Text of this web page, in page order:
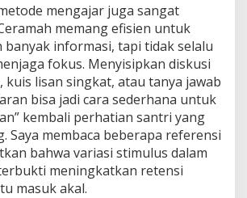
mengajar juga sangat
memang efisien untuk
banyak informasi, tapi tidak selalu
fokus. Menyisipkan diskusi
kuis lisan singkat, atau tanya jawab
bisa jadi cara sederhana untuk
kembali perhatian santri yang
Saya membaca beberapa referensi
bahwa variasi stimulus dalam
meningkatkan retensi
masuk akal.